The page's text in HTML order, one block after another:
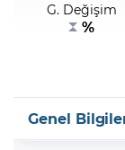
G. Değişim
%
Genel